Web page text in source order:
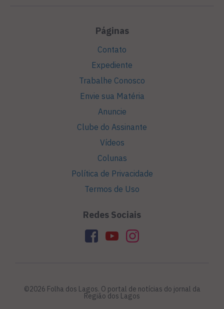
Páginas
Contato
Expediente
Trabalhe Conosco
Envie sua Matéria
Anuncie
Clube do Assinante
Vídeos
Colunas
Política de Privacidade
Termos de Uso
Redes Sociais
©2026 Folha dos Lagos. O portal de notícias do jornal da
Região dos Lagos